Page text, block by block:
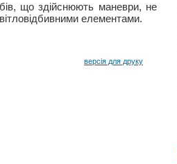
що здійснюють маневри, не
елементами.
версія для друку